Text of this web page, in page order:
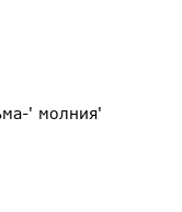
' молния'